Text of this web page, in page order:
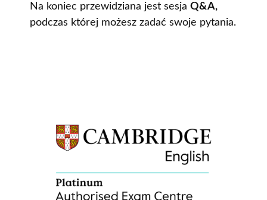
Na koniec przewidziana jest sesja Q&A,
podczas której możesz zadać swoje pytania.